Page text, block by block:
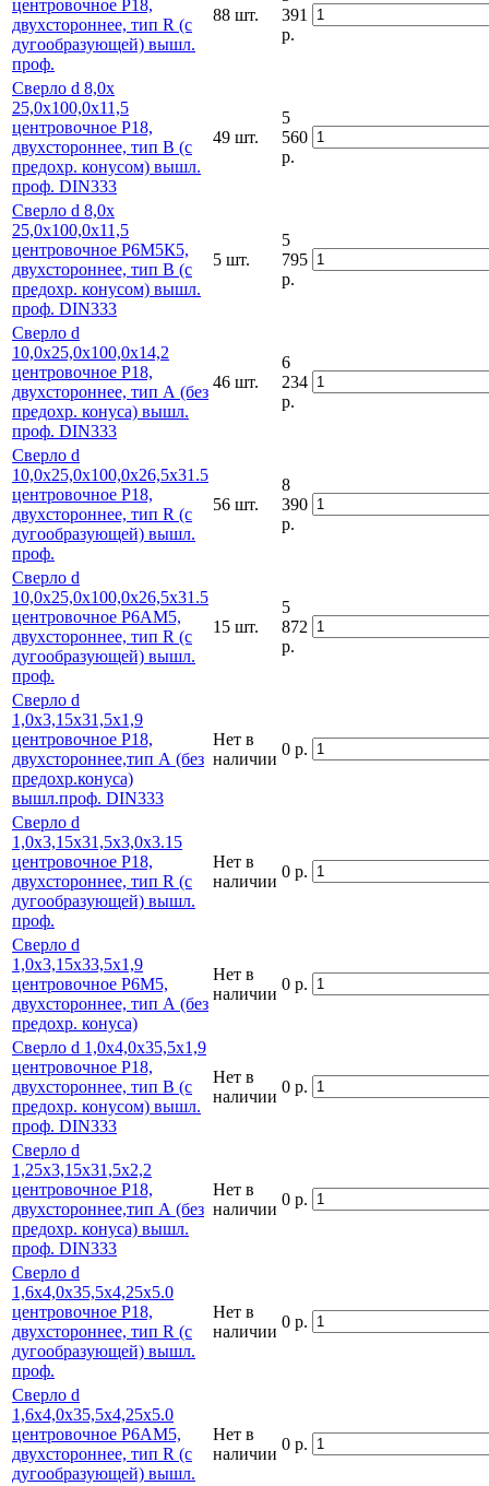
центровочное Р18,
двухстороннее, тип R (с
дугообразующей) вышл.
проф.
88 шт.
391
р.
Сверло d 8,0х
25,0х100,0х11,5
центровочное Р18,
двухстороннее, тип В (с
предохр. конусом) вышл.
проф. DIN333
49 шт.
5
560
р.
Сверло d 8,0х
25,0х100,0х11,5
центровочное Р6М5К5,
двухстороннее, тип В (с
предохр. конусом) вышл.
проф. DIN333
5 шт.
5
795
р.
Сверло d
10,0х25,0х100,0х14,2
центровочное Р18,
двухстороннее, тип А (без
предохр. конуса) вышл.
проф. DIN333
46 шт.
6
234
р.
Сверло d
10,0х25,0х100,0х26,5х31.5
центровочное Р18,
двухстороннее, тип R (с
дугообразующей) вышл.
проф.
56 шт.
8
390
р.
Сверло d
10,0х25,0х100,0х26,5х31.5
центровочное Р6АМ5,
двухстороннее, тип R (с
дугообразующей) вышл.
проф.
15 шт.
5
872
р.
Сверло d
1,0х3,15х31,5х1,9
центровочное Р18,
двухстороннее,тип А (без
предохр.конуса)
вышл.проф. DIN333
Нет в
наличии
0 р.
Сверло d
1,0х3,15х31,5х3,0х3.15
центровочное Р18,
двухстороннее, тип R (с
дугообразующей) вышл.
проф.
Нет в
наличии
0 р.
Сверло d
1,0х3,15х33,5х1,9
центровочное Р6М5,
двухстороннее, тип А (без
предохр. конуса)
Нет в
наличии
0 р.
Сверло d 1,0х4,0х35,5х1,9
центровочное Р18,
двухстороннее, тип В (с
предохр. конусом) вышл.
проф. DIN333
Нет в
наличии
0 р.
Сверло d
1,25х3,15х31,5х2,2
центровочное Р18,
двухстороннее,тип А (без
предохр. конуса) вышл.
проф. DIN333
Нет в
наличии
0 р.
Сверло d
1,6х4,0х35,5х4,25х5.0
центровочное Р18,
двухстороннее, тип R (с
дугообразующей) вышл.
проф.
Нет в
наличии
0 р.
Сверло d
1,6х4,0х35,5х4,25х5.0
центровочное Р6АМ5,
двухстороннее, тип R (с
дугообразующей) вышл.
Нет в
наличии
0 р.